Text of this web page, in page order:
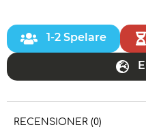
1-2 Spelare
RECENSIONER (0)